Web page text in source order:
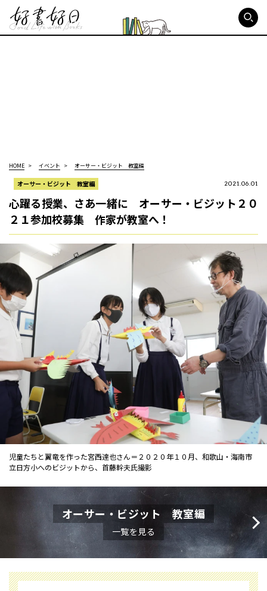
HOME イベント オーサー・ビジット 教室編
オーサー・ビジット 教室編 2021.06.01
心躍る授業、さあ一緒に オーサー・ビジット２０
２１参加校募集 作家が教室へ！
児童たちと翼竜を作った宮西達也さん＝２０２０年１０月、和歌山・海南市
立日方小へのビジットから、首藤幹夫氏撮影
オーサー・ビジット 教室編
一覧を見る